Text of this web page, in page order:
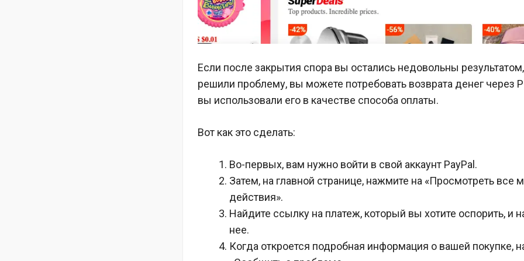
Если после закрытия спора вы остались недовольны
решили проблему, вы можете потребовать возврата денег через
вы использовали его в качестве способа оплаты.
Вот как это сделать:
Во-первых, вам нужно войти в свой аккаунт PayPal.
Затем, на главной странице, нажмите на «Просмотреть все
действия».
Найдите ссылку на платеж, который вы хотите оспорить, и
нее.
Когда откроется подробная информация о вашей покупке,